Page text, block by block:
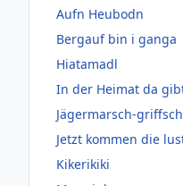
Aufn Heubodn
Bergauf bin i ganga
Hiatamadl
In der Heimat da
Jägermarsch-
Jetzt kommen die
Kikerikiki